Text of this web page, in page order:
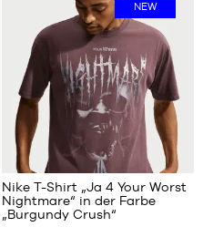
NEW
UNSERE
VERFÜGBAREN
Nike T-Shirt „Ja 4 Your Worst
Nightmare“ in der Farbe
„Burgundy Crush“